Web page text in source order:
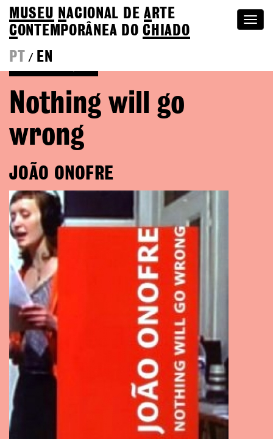
MUSEU NACIONAL DEA RTE
CONTEMPORÂNEA DOCHIADO
PT
/ EN
Nothing will go
wrong
JOÃO ONOFRE